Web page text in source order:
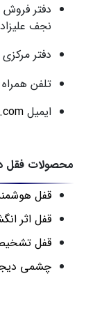
دفتر فروش
نجف علیزاده پ ۸
دفتر مرکزی
تلفن همراه
ایمیل
محصولات فقل
قفل
قفل اثر
قفل
چشمی